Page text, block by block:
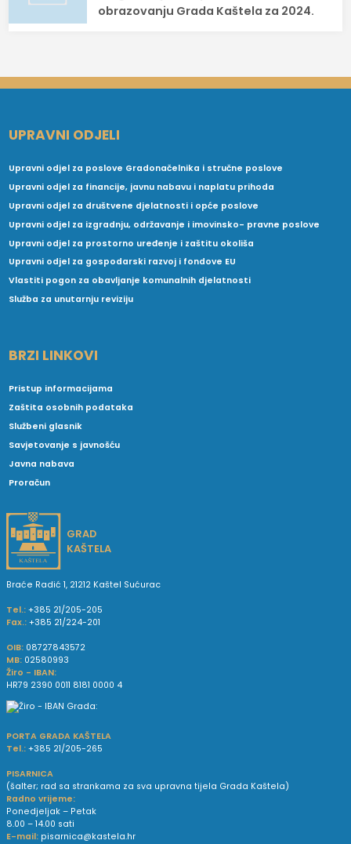
obrazovanju Grada Kaštela za 2024.
UPRAVNI ODJELI
Upravni odjel za poslove Gradonačelnika i stručne poslove
Upravni odjel za financije, javnu nabavu i naplatu prihoda
Upravni odjel za društvene djelatnosti i opće poslove
Upravni odjel za izgradnju, održavanje i imovinsko- pravne poslove
Upravni odjel za prostorno uređenje i zaštitu okoliša
Upravni odjel za gospodarski razvoj i fondove EU
Vlastiti pogon za obavljanje komunalnih djelatnosti
Služba za unutarnju reviziju
BRZI LINKOVI
Pristup informacijama
Zaštita osobnih podataka
Službeni glasnik
Savjetovanje s javnošću
Javna nabava
Proračun
GRAD
KAŠTELA
Braće Radić 1, 21212 Kaštel Sućurac
Tel.: +385 21/205-205
Fax.: +385 21/224-201
OIB: 08727843572
MB: 02580993
Žiro - IBAN:
HR79 2390 0011 8181 0000 4
PORTA GRADA KAŠTELA
Tel.: +385 21/205-265
PISARNICA
(šalter; rad sa strankama za sva upravna tijela Grada Kaštela)
Radno vrijeme:
Ponedjeljak – Petak
8.00 – 14.00 sati
E-mail: pisarnica@kastela.hr